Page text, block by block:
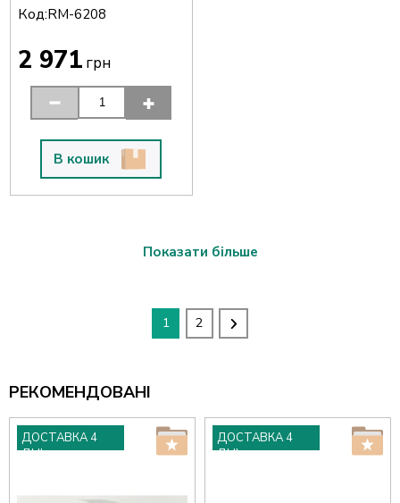
Код:RM-6208
2 971грн
В кошик
Показати більше
1 2
РЕКОМЕНДОВАНІ
ДОСТАВКА 4
ДНІ
ДОСТАВКА 4
ДНІ